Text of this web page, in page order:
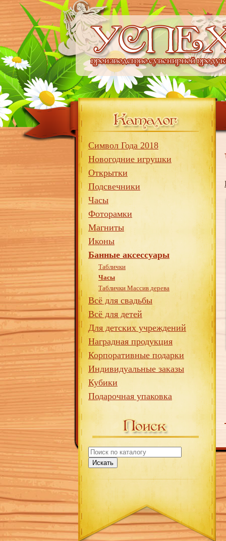
Символ Года 2018
Новогодние игрушки
Открытки
Подсвечники
Часы
Фоторамки
Магниты
Иконы
Банные аксессуары
Таблички
Часы
Таблички Массив дерева
Всё для свадьбы
Всё для детей
Для детских учреждений
Наградная продукция
Корпоративные подарки
Индивидуальные заказы
Кубики
Подарочная упаковка
Искать